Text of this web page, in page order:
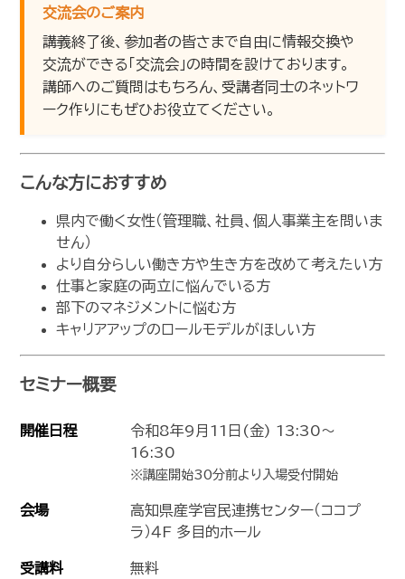
交流会のご案内
講義終了後、参加者の皆さまで自由に情報交換や
交流ができる「交流会」の時間を設けております。
講師へのご質問はもちろん、受講者同士のネットワ
ーク作りにもぜひお役立てください。
こんな方におすすめ
県内で働く女性（管理職、社員、個人事業主を問いま
せん）
より自分らしい働き方や生き方を改めて考えたい方
仕事と家庭の両立に悩んでいる方
部下のマネジメントに悩む方
キャリアアップのロールモデルがほしい方
セミナー概要
開催日程
令和8年9月11日(金) 13:30～
16:30
※講座開始30分前より入場受付開始
会場
高知県産学官民連携センター（ココプ
ラ）４F 多目的ホール
受講料 無料